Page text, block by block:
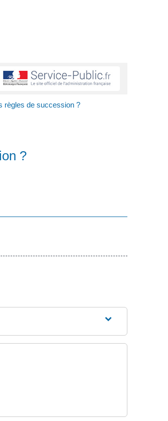
règles de succession ?
?